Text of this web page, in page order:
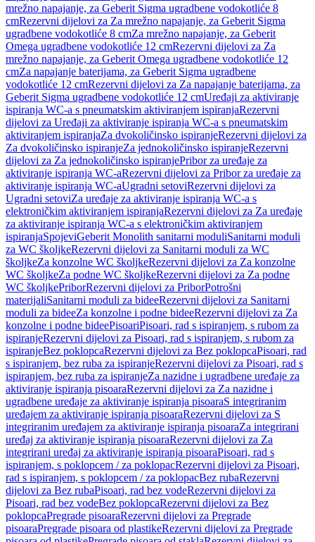
mrežno napajanje, za Geberit Sigma ugradbene vodokotliće 8
cmRezervni dijelovi za Za mrežno napajanje, za Geberit Sigma
ugradbene vodokotliće 8 cmZa mrežno napajanje, za Geberit
Omega ugradbene vodokotliće 12 cmRezervni dijelovi za Za
mrežno napajanje, za Geberit Omega ugradbene vodokotliće 12
cmZa napajanje baterijama, za Geberit Sigma ugradbene
vodokotliće 12 cmRezervni dijelovi za Za napajanje baterijama, za
Geberit Sigma ugradbene vodokotliće 12 cmUređaji za aktiviranje
ispiranja WC-a s pneumatskim aktiviranjem ispiranjaRezervni
dijelovi za Uređaji za aktiviranje ispiranja WC-a s pneumatskim
aktiviranjem ispiranjaZa dvokoličinsko ispiranjeRezervni dijelovi za
Za dvokoličinsko ispiranjeZa jednokoličinsko ispiranjeRezervni
dijelovi za Za jednokoličinsko ispiranjePribor za uređaje za
aktiviranje ispiranja WC-aRezervni dijelovi za Pribor za uređaje za
aktiviranje ispiranja WC-aUgradni setoviRezervni dijelovi za
Ugradni setoviZa uređaje za aktiviranje ispiranja WC-a s
elektroničkim aktiviranjem ispiranjaRezervni dijelovi za Za uređaje
za aktiviranje ispiranja WC-a s elektroničkim aktiviranjem
ispiranjaSpojeviGeberit Monolith sanitarni moduliSanitarni moduli
za WC školjkeRezervni dijelovi za Sanitarni moduli za WC
školjkeZa konzolne WC školjkeRezervni dijelovi za Za konzolne
WC školjkeZa podne WC školjkeRezervni dijelovi za Za podne
WC školjkePriborRezervni dijelovi za PriborPotrošni
materijaliSanitarni moduli za bideeRezervni dijelovi za Sanitarni
moduli za bideeZa konzolne i podne bideeRezervni dijelovi za Za
konzolne i podne bideePisoariPisoari, rad s ispiranjem, s rubom za
ispiranjeRezervni dijelovi za Pisoari, rad s ispiranjem, s rubom za
ispiranjeBez poklopcaRezervni dijelovi za Bez poklopcaPisoari, rad
s ispiranjem, bez ruba za ispiranjeRezervni dijelovi za Pisoari, rad s
ispiranjem, bez ruba za ispiranjeZa nazidne i ugradbene uređaje za
aktiviranje ispiranja pisoaraRezervni dijelovi za Za nazidne i
ugradbene uređaje za aktiviranje ispiranja pisoaraS integriranim
uređajem za aktiviranje ispiranja pisoaraRezervni dijelovi za S
integriranim uređajem za aktiviranje ispiranja pisoaraZa integrirani
uređaj za aktiviranje ispiranja pisoaraRezervni dijelovi za Za
integrirani uređaj za aktiviranje ispiranja pisoaraPisoari, rad s
ispiranjem, s poklopcem / za poklopacRezervni dijelovi za Pisoari,
rad s ispiranjem, s poklopcem / za poklopacBez rubaRezervni
dijelovi za Bez rubaPisoari, rad bez vodeRezervni dijelovi za
Pisoari, rad bez vodeBez poklopcaRezervni dijelovi za Bez
poklopcaPregrade pisoaraRezervni dijelovi za Pregrade
pisoaraPregrade pisoara od plastikeRezervni dijelovi za Pregrade